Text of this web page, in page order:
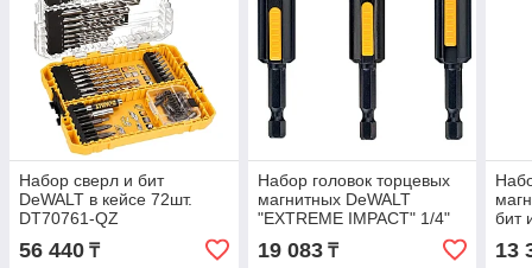
Набор сверл и бит
DeWALT в кейсе 72шт.
DT70761-QZ
56 440 ₸
Набор головок торцевых
магнитных DeWALT
"EXTREME IMPACT" 1/4"
3шт. DT7460-QZ
19 083₸
бит
13